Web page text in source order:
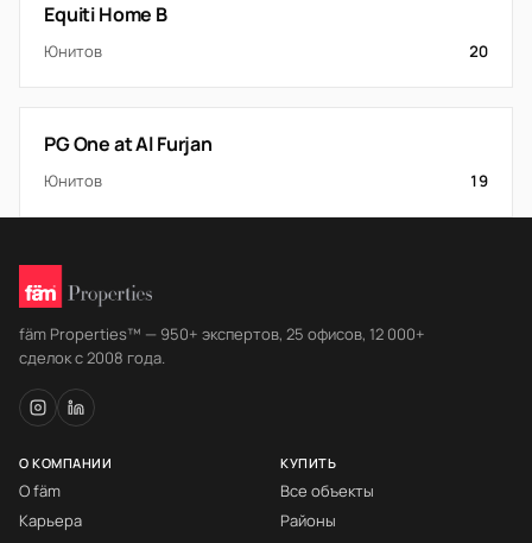
Equiti Home B
Юнитов 20
PG One at Al Furjan
Юнитов 19
fäm Properties™ — 950+ экспертов, 25 офисов, 12 000+
сделок с 2008 года.
О КОМПАНИИ
О fäm
Карьера
КУПИТЬ
Все объекты
Районы